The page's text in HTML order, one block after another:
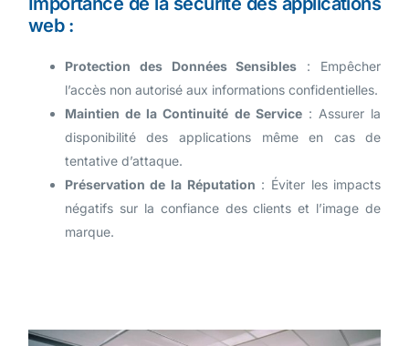
web :
Protection des Données Sensibles : Empêcher
l’accès non autorisé aux informations confidentielles.
Maintien de la Continuité de Service: Assurer la
disponibilité des applications même en cas de
tentative d’attaque.
Préservation de la Réputation : Éviter les impacts
négatifs sur la confiance des clients et l’image de
marque.